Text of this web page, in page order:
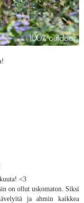
<3
on ollut uskomaton. Siksi
ja ahmin kaikkea